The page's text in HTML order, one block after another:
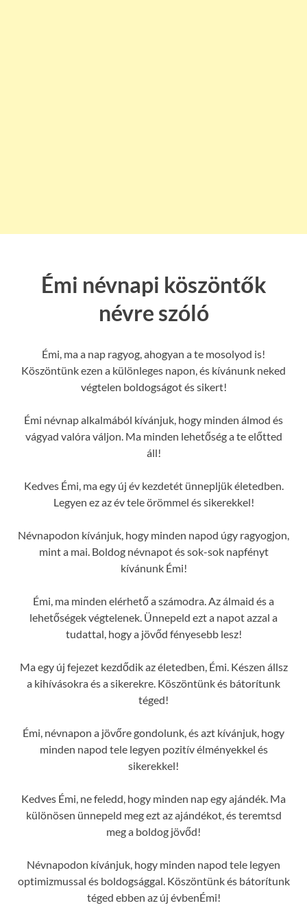
Émi névnapi köszöntők
névre szóló
Émi, ma a nap ragyog, ahogyan a te mosolyod is!
Köszöntünk ezen a különleges napon, és kívánunk neked
végtelen boldogságot és sikert!
Émi névnap alkalmából kívánjuk, hogy minden álmod és
vágyad valóra váljon. Ma minden lehetőség a te előtted
áll!
Kedves Émi, ma egy új év kezdetét ünnepljük életedben.
Legyen ez az év tele örömmel és sikerekkel!
Névnapodon kívánjuk, hogy minden napod úgy ragyogjon,
mint a mai. Boldog névnapot és sok-sok napfényt
kívánunk Émi!
Émi, ma minden elérhető a számodra. Az álmaid és a
lehetőségek végtelenek. Ünnepeld ezt a napot azzal a
tudattal, hogy a jövőd fényesebb lesz!
Ma egy új fejezet kezdődik az életedben, Émi. Készen állsz
a kihívásokra és a sikerekre. Köszöntünk és bátorítunk
téged!
Émi, névnapon a jövőre gondolunk, és azt kívánjuk, hogy
minden napod tele legyen pozitív élményekkel és
sikerekkel!
Kedves Émi, ne feledd, hogy minden nap egy ajándék. Ma
különösen ünnepeld meg ezt az ajándékot, és teremtsd
meg a boldog jövőd!
Névnapodon kívánjuk, hogy minden napod tele legyen
optimizmussal és boldogsággal. Köszöntünk és bátorítunk
téged ebben az új évbenÉmi!